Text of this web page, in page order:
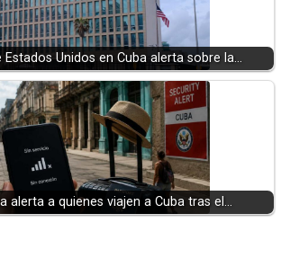
Estados Unidos en Cuba alerta sobre la…
alerta a quienes viajen a Cuba tras el…